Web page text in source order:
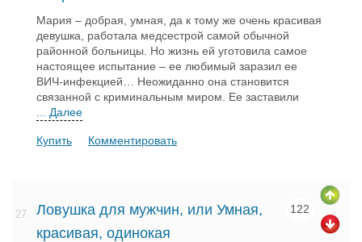
Мария – добрая, умная, да к тому же очень красивая
девушка, работала медсестрой самой обычной
районной больницы. Но жизнь ей уготовила самое
настоящее испытание – ее любимый заразил ее
ВИЧ-инфекцией… Неожиданно она становится
связанной с криминальным миром. Ее заставили
... Далее
Купить Комментировать
27.
Ловушка для мужчин, или Умная,
красивая, одинокая
122